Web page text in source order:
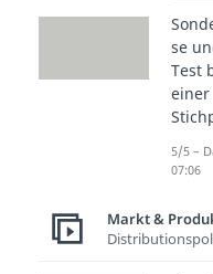
Mit
du
se
Test
einer
5/5 –
07:06
Markt &